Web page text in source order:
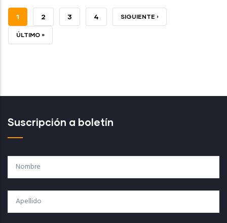
Read More
PÁGINA
ACTUAL
1 PAGE
2 PAGE
3 PAGE
4 SIGUIENTE
SIGUIENTE ›
ÚLTIMA
ÚLTIMO »
Suscripción a boletín
Nombre
Apellido